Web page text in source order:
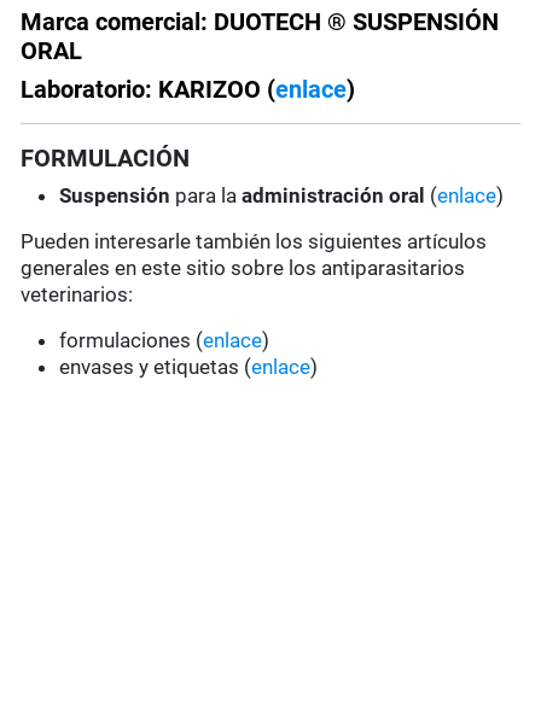
Marca comercial: DUOTECH ® SUSPENSIÓN
ORAL
Laboratorio: KARIZOO (enlace)
FORMULACIÓN
Suspensión para laadministración oral (enlace)
Pueden interesarle también los siguientes artículos
generales en este sitio sobre los antiparasitarios
veterinarios:
formulaciones (enlace)
envases y etiquetas (enlace)